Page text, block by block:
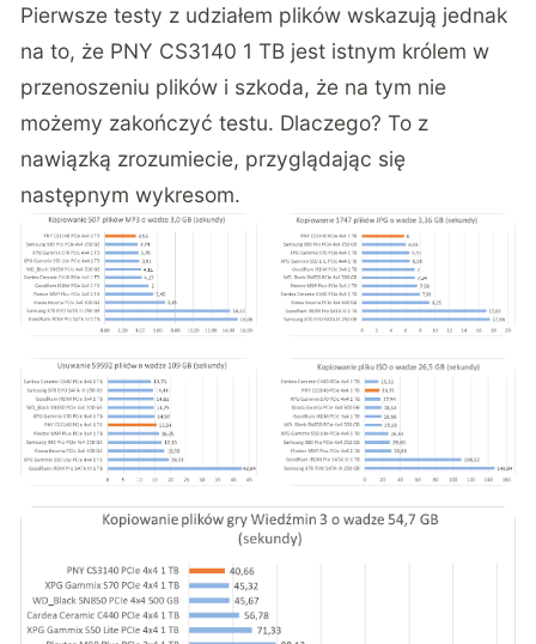
Pierwsze testy z udziałem plików wskazują jednak
na to, że PNY CS3140 1 TB jest istnym królem w
przenoszeniu plików i szkoda, że na tym nie
możemy zakończyć testu. Dlaczego? To z
nawiązką zrozumiecie, przyglądając się
następnym wykresom.